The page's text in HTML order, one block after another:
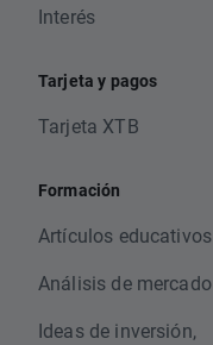
Interés
Tarjeta y pagos
Tarjeta XTB
Formación
Artículos educativos
Análisis de mercado
Ideas de inversión,